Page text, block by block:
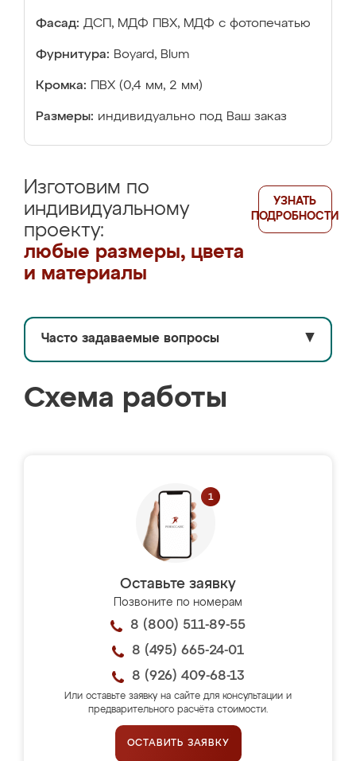
Фасад: ДСП, МДФ ПВХ, МДФ с фотопечатью
Фурнитура: Boyard, Blum
Кромка: ПВХ (0,4 мм, 2 мм)
Размеры: индивидуально под Ваш заказ
Изготовим по
индивидуальному
проекту:
любые размеры, цвета
и материалы
УЗНАТЬ
ПОДРОБНОСТИ
Часто задаваемые вопросы ▼
Схема работы
Оставьте заявку
Позвоните по номерам
8 (800) 511-89-55
8 (495) 665-24-01
8 (926) 409-68-13
Или оставьте заявку на сайте для консультации и
предварительного расчёта стоимости.
ОСТАВИТЬ ЗАЯВКУ